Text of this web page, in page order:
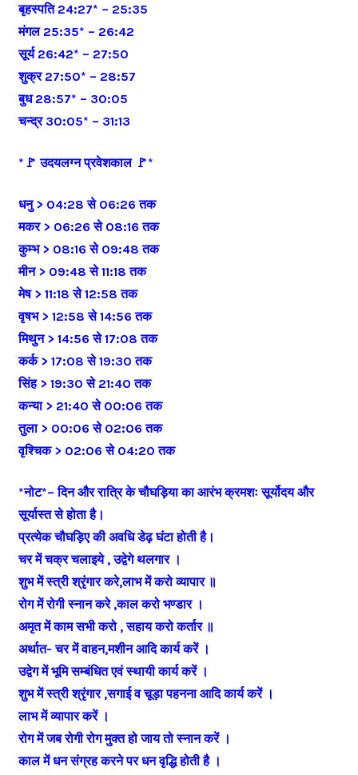
बृहस्पति 24:27* – 25:35
मंगल 25:35* – 26:42
सूर्य 26:42* – 27:50
शुक्र 27:50* – 28:57
बुध 28:57* – 30:05
चन्द्र 30:05* – 31:13
*🚩 उदयलग्न प्रवेशकाल 🚩*
धनु > 04:28 से 06:26 तक
मकर > 06:26 से 08:16 तक
कुम्भ > 08:16 से 09:48 तक
मीन > 09:48 से 11:18 तक
मेष > 11:18 से 12:58 तक
वृषभ > 12:58 से 14:56 तक
मिथुन > 14:56 से 17:08 तक
कर्क > 17:08 से 19:30 तक
सिंह > 19:30 से 21:40 तक
कन्या > 21:40 से 00:06 तक
तुला > 00:06 से 02:06 तक
वृश्चिक > 02:06 से 04:20 तक
*नोट*– दिन और रात्रि के चौघड़िया का आरंभ क्रमशः सूर्योदय और
सूर्यास्त से होता है।
प्रत्येक चौघड़िए की अवधि डेढ़ घंटा होती है।
चर में चक्र चलाइये , उद्वेगे थलगार ।
शुभ में स्त्री श्रृंगार करे,लाभ में करो व्यापार ॥
रोग में रोगी स्नान करे ,काल करो भण्डार ।
अमृत में काम सभी करो , सहाय करो कर्तार ॥
अर्थात- चर में वाहन,मशीन आदि कार्य करें ।
उद्वेग में भूमि सम्बंधित एवं स्थायी कार्य करें ।
शुभ में स्त्री श्रृंगार ,सगाई व चूड़ा पहनना आदि कार्य करें ।
लाभ में व्यापार करें ।
रोग में जब रोगी रोग मुक्त हो जाय तो स्नान करें ।
काल में धन संग्रह करने पर धन वृद्धि होती है ।